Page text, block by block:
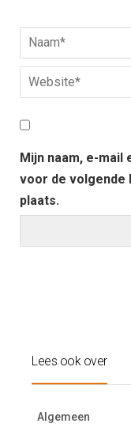
Mijn naam, e-mail
voor de volgende
plaats.
Lees ook over
Algemeen